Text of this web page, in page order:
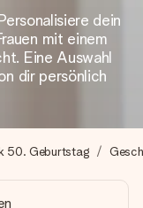
bewerten uns mit
aller Länder, in
dein
mit einem
Eine Auswahl
dir persönlich
50. Geburtstag